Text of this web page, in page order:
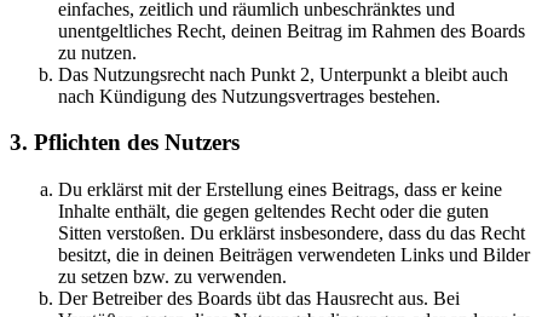
einfaches, zeitlich und räumlich unbeschränktes und
unentgeltliches Recht, deinen Beitrag im Rahmen des Boards
zu nutzen.
Das Nutzungsrecht nach Punkt 2, Unterpunkt a bleibt auch
nach Kündigung des Nutzungsvertrages bestehen.
3. Pflichten des Nutzers
Du erklärst mit der Erstellung eines Beitrags, dass er keine
Inhalte enthält, die gegen geltendes Recht oder die guten
Sitten verstoßen. Du erklärst insbesondere, dass du das Recht
besitzt, die in deinen Beiträgen verwendeten Links und Bilder
zu setzen bzw. zu verwenden.
Der Betreiber des Boards übt das Hausrecht aus. Bei